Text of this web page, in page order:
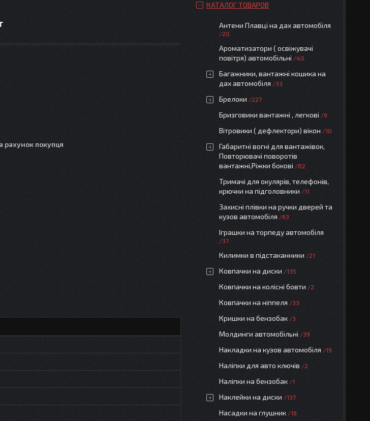
рахунок покупця
КАТАЛОГ ТОВАРОВ
Антени Плавці на дах автомобіля
20
Ароматизатори ( освіжувачі
повітря) автомобільні
40
Багажники, вантажні кошика на
дах автомобіля
33
Брелоки 227
Бризговики вантажні , легкові 9
Вітровики ( дефлектори) вікон 10
Габаритні вогні для вантажівок,
Повторювачі поворотів
вантажні,Ріжки бокові
82
Тримачі для окулярів, телефонів,
крючки на підголовники
11
Захисні плівки на ручки дверей та
кузов автомобіля
63
Іграшки на торпеду автомобіля
37
Килимки в підстаканники 21
Ковпачки на диски 135
Ковпачки на колісні бовти 2
Ковпачки на ніппеля 33
Кришки на бензобак 3
Молдинги автомобільні 39
Накладки на кузов автомобіля 19
Наліпки для авто ключів 2
Наліпки на бензобак 1
Наклейки на диски 137
Насадки на глушник 16